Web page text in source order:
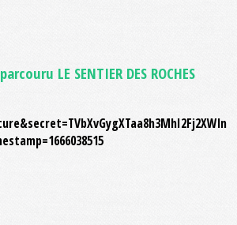
LE SENTIER DES ROCHES